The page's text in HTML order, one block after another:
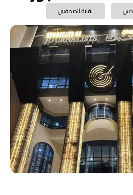
نقابة الصحفيين